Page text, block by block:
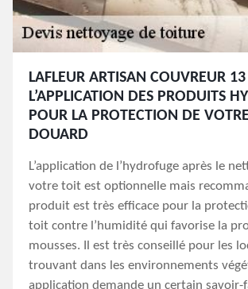
LAFLEUR ARTISAN COUVREUR
L’APPLICATION DES PRODUITS
POUR LA PROTECTION DE
DOUARD
L’application de l’hydrofuge après le
votre toit est optionnelle mais
produit est très efficace pour la
toit contre l’humidité qui favorise la
mousses. Il est très conseillé pour les
trouvant dans les environnements
application demande un certain savoir-